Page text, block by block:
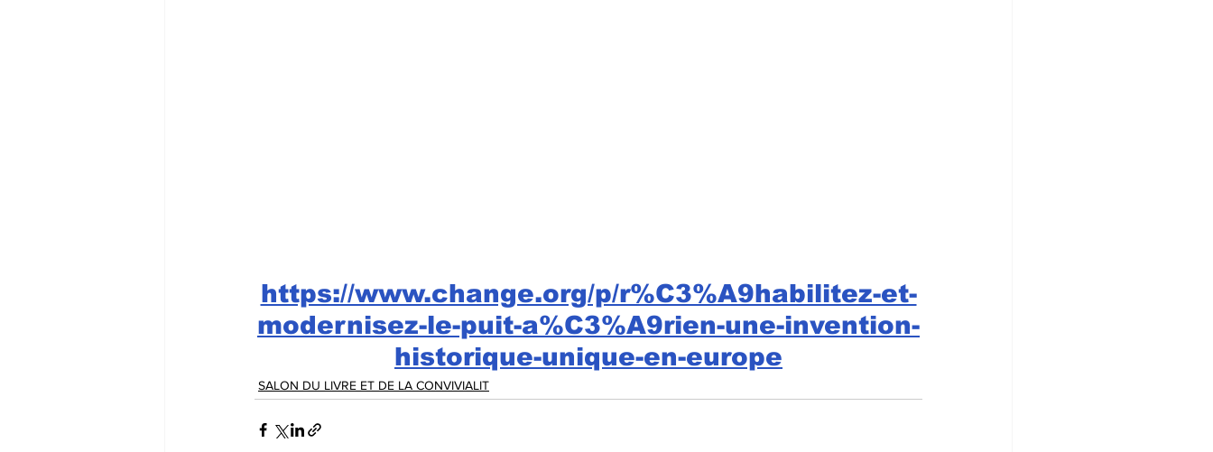
https://www.change.org/p/r%C3%A9habilitez-et-
modernisez-le-puit-a%C3%A9rien-une-invention-
historique-unique-en-europe
SALON DU LIVRE ET DE LA CONVIVIALIT